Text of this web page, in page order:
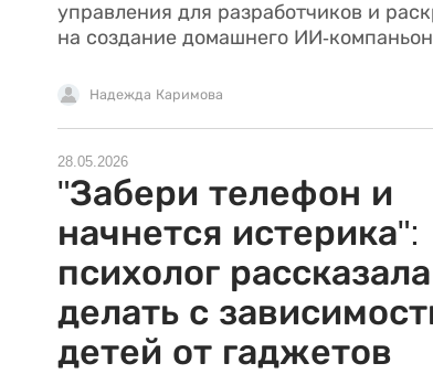
управления для разработчиков и
на создание домашнего ИИ-
Надежда Каримова
28.05.2026
"Забери телефон и
начнется истерика":
психолог
делать с
детей от гаджетов